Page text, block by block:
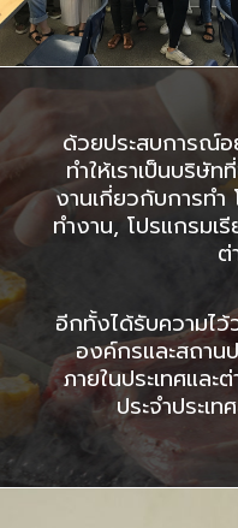
ด้วยประสบการณ์
ทำให้เราเป็นบริษั
งานเกี่ยวกับการท
ทำงาน, โปรแกรมเ
ต่
อีกทั้งได้รับความไ
องค์กรและสถาน
ภายในประเทศแล
ประจำประเ